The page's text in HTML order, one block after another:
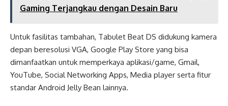
Gaming Terjangkau dengan Desain Baru
Untuk fasilitas tambahan, Tabulet Beat DS didukung kamera
depan beresolusi VGA, Google Play Store yang bisa
dimanfaatkan untuk memperkaya aplikasi/game, Gmail,
YouTube, Social Networking Apps, Media player serta fitur
standar Android Jelly Bean lainnya.